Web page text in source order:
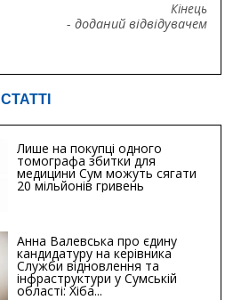
Кінець
- доданий відвідувачем
СТАТТІ
Лише на покупці одного
томографа збитки для
медицини Сум можуть сягати
20 мільйонів гривень
Анна Валевська про єдину
кандидатуру на керівника
Служби відновлення та
інфраструктури у Сумській
області: Хіба...